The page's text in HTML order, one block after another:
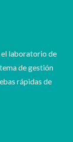
laboratorio de
de gestión
rápidas de